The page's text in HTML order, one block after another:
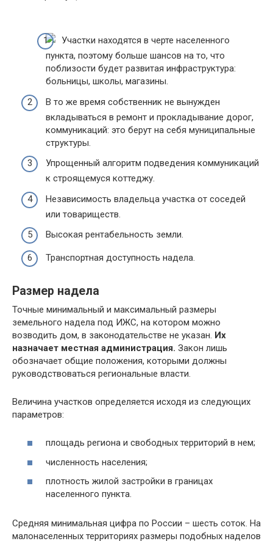
Участки находятся в черте населенного
пункта, поэтому больше шансов на то, что
поблизости будет развитая инфраструктура:
больницы, школы, магазины.
В то же время собственник не вынужден
вкладываться в ремонт и прокладывание дорог,
коммуникаций: это берут на себя муниципальные
структуры.
Упрощенный алгоритм подведения коммуникаций
к строящемуся коттеджу.
Независимость владельца участка от соседей
или товариществ.
Высокая рентабельность земли.
Транспортная доступность надела.
Размер надела
Точные минимальный и максимальный размеры
земельного надела под ИЖС, на котором можно
возводить дом, в законодательстве не указан. Их
назначает местная администрация. Закон лишь
обозначает общие положения, которыми должны
руководствоваться региональные власти.
Величина участков определяется исходя из следующих
параметров:
площадь региона и свободных территорий в нем;
численность населения;
плотность жилой застройки в границах
населенного пункта.
Средняя минимальная цифра по России – шесть соток. На
малонаселенных территориях размеры подобных наделов